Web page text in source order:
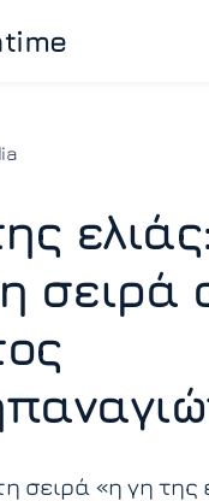
σειρά
σειρά «η γη της